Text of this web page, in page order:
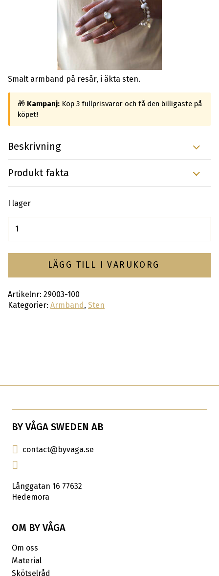
Smalt armband på resår, i äkta sten.
🎁 Kampanj: Köp 3 fullprisvaror och få den billigaste på
köpet!
Beskrivning
Produkt fakta
I lager
LÄGG TILL I VARUKORG
Artikelnr: 29003-100
Kategorier: Armband, Sten
BY VÅGA SWEDEN AB
contact@byvaga.se
Långgatan 16 77632
Hedemora
OM BY VÅGA
Om oss
Material
Skötselråd